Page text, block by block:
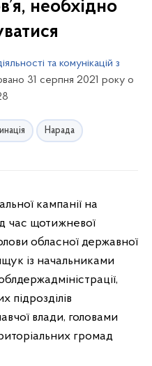
необхідно
та комунікацій з
31 серпня 2021 року о
Нарада
час щотижневої
обласної державної
із начальниками
підрозділів
влади, головами
громад